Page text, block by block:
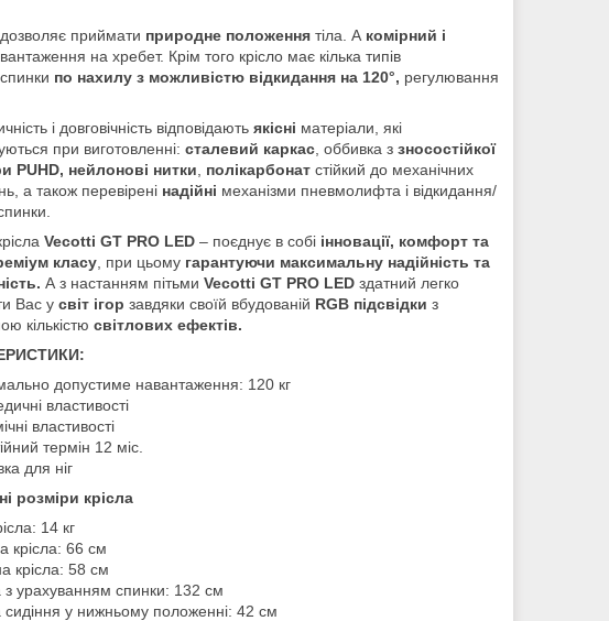
приймати природне положення тіла. А комірний і
на хребет. Крім того крісло має кілька типів
по нахилу з можливістю відкидання на 120°, регулювання
і довговічність відповідають якісні матеріали, які
при виготовленні: сталевий каркас , оббивка з зносостійкої
PUHD, нейлонові нитки полікарбонат стійкий до механічних
а також перевірені надійні механізми пневмолифта і відкидання/
Vecotti GT PRO LED – поєднує в собі інновації, комфорт та
класу , при цьому гарантуючи максимальну надійність та
А з настанням пітьми Vecotti GT PRO LED здатний легко
Вас у світ ігор завдяки своїй вбудованій RGB підсвідки з
кількістю світлових ефектів.
допустиме навантаження: 120 кг
властивості
властивості
термін 12 міс.
для ніг
розміри крісла
14 кг
крісла: 66 см
крісла: 58 см
з урахуванням спинки: 132 см
сидіння у нижньому положенні: 42 см